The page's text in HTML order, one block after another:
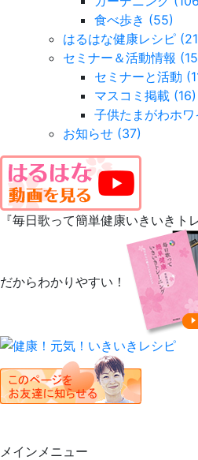
食べ歩き (55)
はるはな健康レシピ
セミナー＆活動情報
セミナーと活動
マスコミ掲載 (16)
子供たまがわホ
お知らせ (37)
『毎日歌って簡単健康いきいきト
だからわかりやすい！
メインメニュー